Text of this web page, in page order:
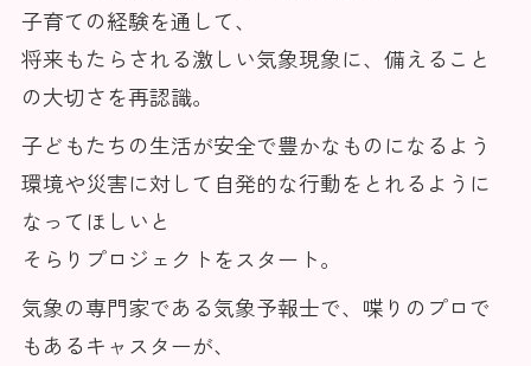
子育ての経験を通して、
将来もたらされる激しい気象現象に、備えること
の大切さを再認識。
子どもたちの生活が安全で豊かなものになるよう
環境や災害に対して自発的な行動をとれるように
なってほしいと
そらりプロジェクトをスタート。
気象の専門家である気象予報士で、喋りのプロで
もあるキャスターが、